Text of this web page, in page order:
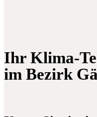
Ihr Klima-
im Bezirk